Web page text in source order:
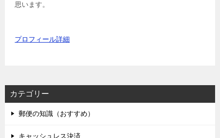
思います。
プロフィール詳細
カテゴリー
郵便の知識（おすすめ）
キャッシュレス決済